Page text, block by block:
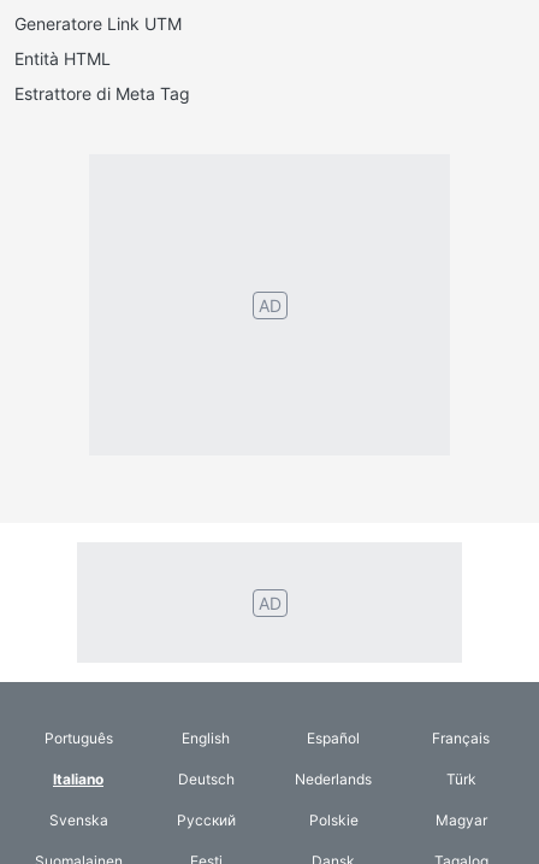
Generatore Link UTM
Entità HTML
Estrattore di Meta Tag